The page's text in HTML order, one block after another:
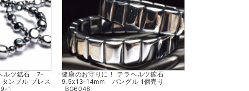
ルツ鉱石 7-
ンブル ブレス
1
健康のお守りに！ テラヘルツ鉱石
9.5x13-14mm バングル 1個売り
_BG6048